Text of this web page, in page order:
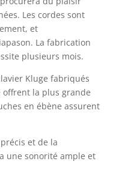
Les cordes sont
et
La fabrication
plusieurs mois.
Kluge fabriqués
la plus grande
en ébène assurent
et de la
une sonorité ample et